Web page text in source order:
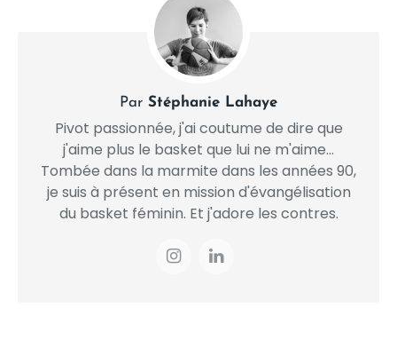
Par Stéphanie Lahaye
Pivot passionnée, j'ai coutume de dire que
j'aime plus le basket que lui ne m'aime...
Tombée dans la marmite dans les années 90,
je suis à présent en mission d'évangélisation
du basket féminin. Et j'adore les contres.